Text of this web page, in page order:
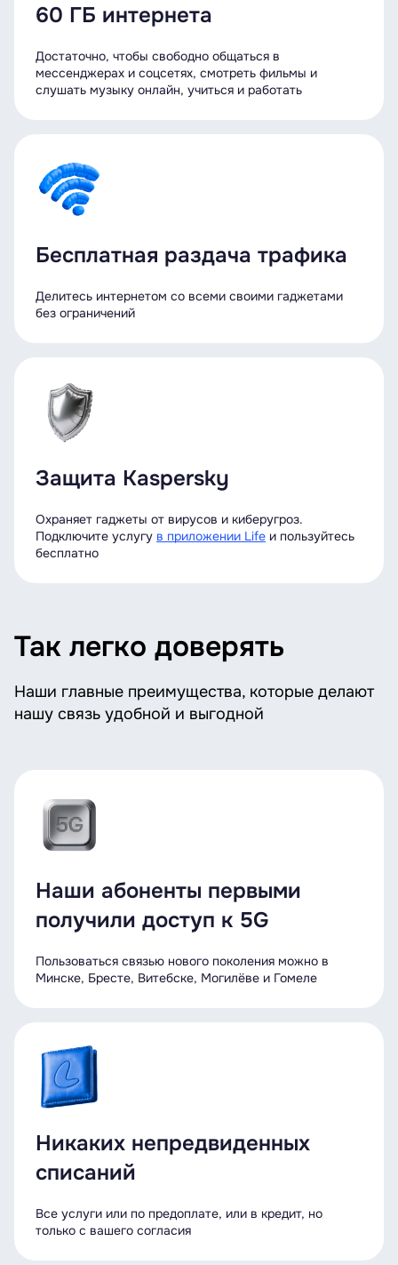
60 ГБ интернета
Достаточно, чтобы свободно общаться в
мессенджерах и соцсетях, смотреть фильмы и
слушать музыку онлайн, учиться и работать
Бесплатная раздача трафика
Делитесь интернетом со всеми своими гаджетами
без ограничений
Защита Kaspersky
Охраняет гаджеты от вирусов и киберугроз.
Подключите услугу в приложении Life и пользуйтесь
бесплатно
Так легко доверять
Наши главные преимущества, которые делают
нашу связь удобной и выгодной
Наши абоненты первыми
получили доступ к 5G
Пользоваться связью нового поколения можно в
Минске, Бресте, Витебске, Могилёве и Гомеле
Никаких непредвиденных
списаний
Все услуги или по предоплате, или в кредит, но
только с вашего согласия